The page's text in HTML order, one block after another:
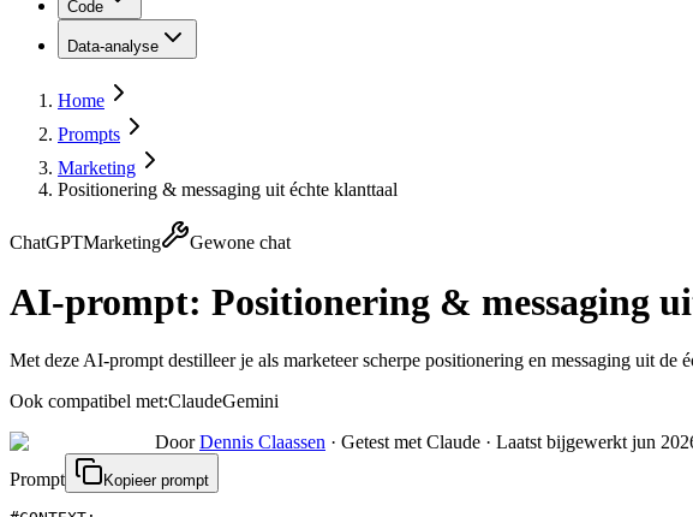
Code
Data-analyse
Home
Prompts
Marketing
Positionering & messaging uit échte klanttaal
ChatGPTMarketing Gewone chat
AI-prompt: Positionering & messaging
Met deze AI-prompt destilleer je als marketeer scherpe positionering en messaging uit
Ook compatibel met:ClaudeGemini
Door Dennis Claassen · Getest met Claude · Laatst bijgewerkt jun
Prompt
Kopieer prompt